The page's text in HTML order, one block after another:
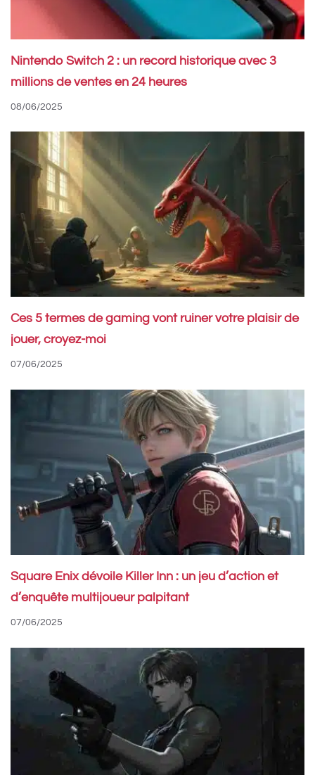
Nintendo Switch 2 : un record historique avec 3
millions de ventes en 24 heures
08/06/2025
Ces 5 termes de gaming vont ruiner votre plaisir de
jouer, croyez-moi
07/06/2025
Square Enix dévoile Killer Inn : un jeu d’action et
d’enquête multijoueur palpitant
07/06/2025